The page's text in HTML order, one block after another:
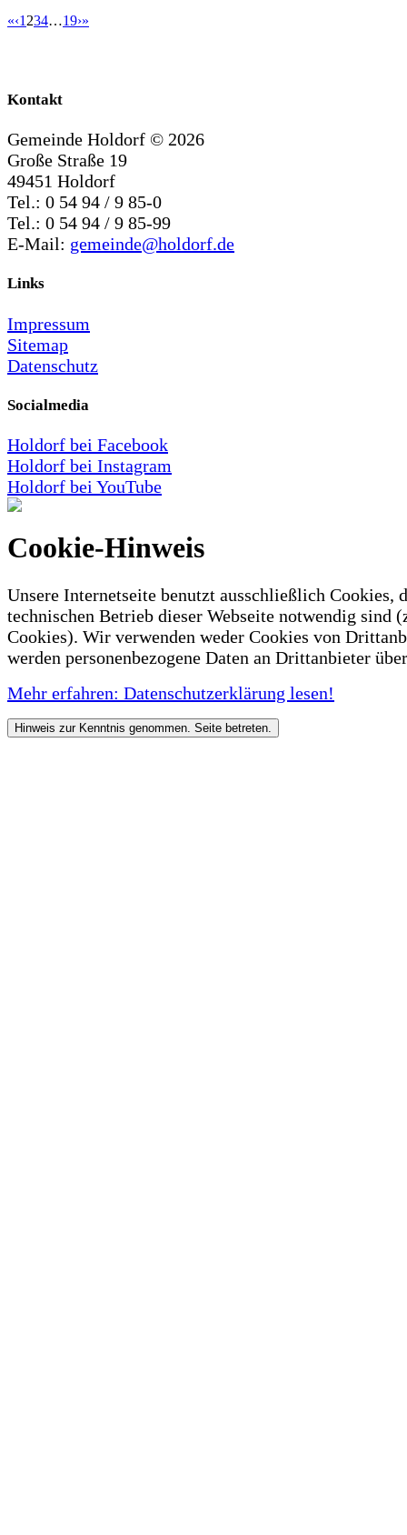
«‹1 234…19›»
Kontakt
Gemeinde Holdorf © 2026
Große Straße 19
49451 Holdorf
Tel.: 0 54 94 / 9 85-0
Tel.: 0 54 94 / 9 85-99
E-Mail: gemeinde@holdorf.de
Links
Impressum
Sitemap
Datenschutz
Socialmedia
Holdorf bei Facebook
Holdorf bei Instagram
Holdorf bei YouTube
Cookie-Hinweis
Unsere Internetseite benutzt ausschließlich Cookies,
technischen Betrieb dieser Webseite notwendig sind
Cookies). Wir verwenden weder Cookies von
werden personenbezogene Daten an Drittanbieter
Mehr erfahren: Datenschutzerklärung lesen!
Hinweis zur Kenntnis genommen. Seite betreten.